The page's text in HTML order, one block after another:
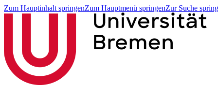
Zum Hauptinhalt springenZum Hauptmenü springenZur Suche